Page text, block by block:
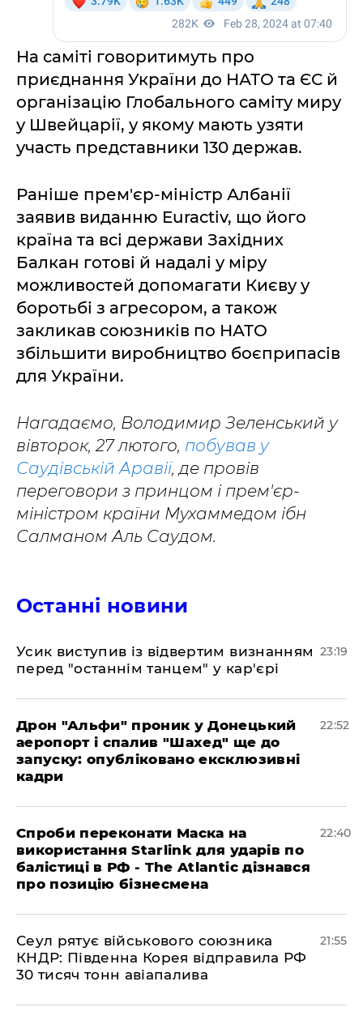
На саміті говоритимуть про
приєднання України до НАТО та ЄС й
організацію Глобального саміту миру
у Швейцарії, у якому мають узяти
участь представники 130 держав.
Раніше прем'єр-міністр Албанії
заявив виданню Euractiv, що його
країна та всі держави Західних
Балкан готові й надалі у міру
можливостей допомагати Києву у
боротьбі з агресором, а також
закликав союзників по НАТО
збільшити виробництво боєприпасів
для України.
Нагадаємо, Володимир Зеленський у
вівторок, 27 лютого, побував у
Саудівській Аравії, де провів
переговори з принцом і прем'єр-
міністром країни Мухаммедом ібн
Салманом Аль Саудом.
Останні новини
​Усик виступив із відвертим визнанням
перед "останнім танцем" у кар'єрі
23:19
​Дрон "Альфи" проник у Донецький
аеропорт і спалив "Шахед" ще до
запуску: опубліковано ексклюзивні
кадри
22:52
​Спроби переконати Маска на
використання Starlink для ударів по
балістиці в РФ - The Atlantic дізнався
про позицію бізнесмена
22:40
​Сеул рятує військового союзника
КНДР: Південна Корея відправила РФ
30 тисяч тонн авіапалива
21:55